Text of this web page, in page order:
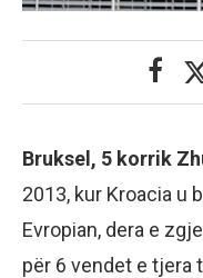
Bruksel, 5 korrik
2013, kur Kroacia u
Evropian, dera e
për 6 vendet e tjera